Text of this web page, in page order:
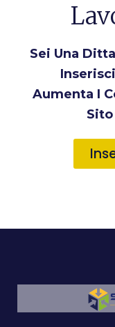
Sei Una
Aumenta I